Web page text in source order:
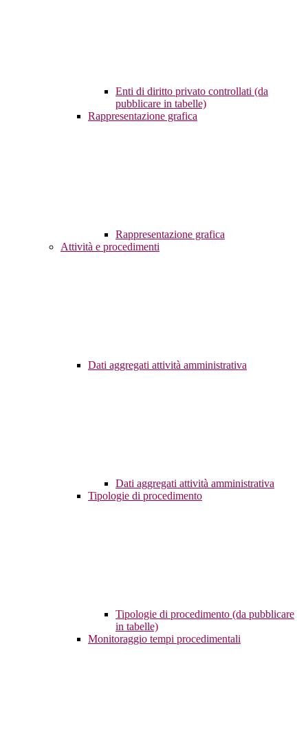
Enti di diritto privato controllati (da
pubblicare in tabelle)
Rappresentazione grafica
Rappresentazione grafica
Attività e procedimenti
Dati aggregati attività amministrativa
Dati aggregati attività amministrativa
Tipologie di procedimento
Tipologie di procedimento (da pubblicare
in tabelle)
Monitoraggio tempi procedimentali